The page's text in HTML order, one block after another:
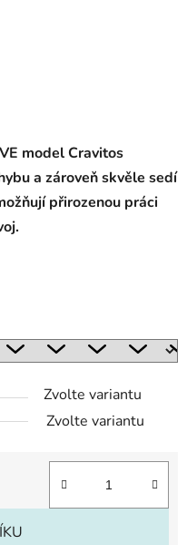
model Cravitos
a zároveň skvěle sedí
přirozenou práci
Zvolte variantu
Zvolte variantu